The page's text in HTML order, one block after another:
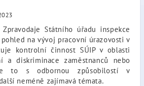
Státního úřadu inspekce
na vývoj pracovní úrazovosti v
kontrolní činnost SÚIP v oblasti
a diskriminace zaměstnanců nebo
to s odbornou způsobilostí v
neméně zajímavá témata.